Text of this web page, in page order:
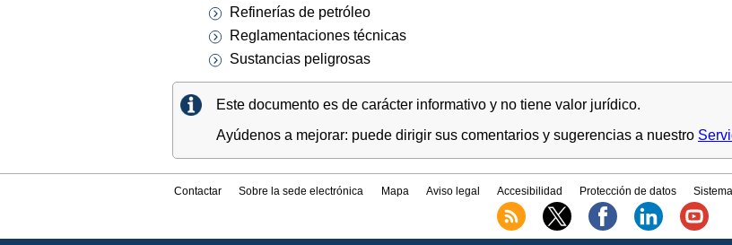
Refinerías de petróleo
Reglamentaciones técnicas
Sustancias peligrosas
Este documento es de carácter informativo y no tiene valor jurídico.
Ayúdenos a mejorar: puede dirigir sus comentarios y sugerencias a nuestro
Contactar Sobre la sede electrónica Mapa Aviso legal Accesibilidad Protección de datos